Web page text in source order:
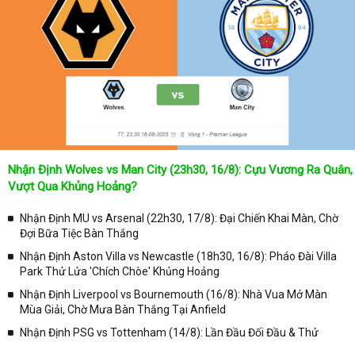
Không chỉ dừng lại ở đó, những người hâm mộ bóng đá có thể cập
nhật được chính xác về lịch phát sóng bóng đá được tường thuật
trực tiếp ở trên những kênh truyền hình thể thao lớn nhất hiện nay
như: VTV3, K+, SCTV, Thể thao TV,... Nếu như bạn không muốn
bỏ lỡ bất kỳ một trận đấu bóng đá nào trong từng mùa giải, hãy
thường xuyên vào chuyên mụcLịch Thi Đấutại chuyên trang
để cập nhật thông tin chính xác nhất nhé!
Lịch thi đấu được cập nhật chính xác trong toàn bộ các giải
Tại Lịch Thi Đấu của chuyên trang kqbongda.net
sẽ cập nhanh
chóng và chính xác nhất thời gian từng trận đấu bóng đá diễn ra ở
trong từng giải đấu như:
✓ Giải đấu bóng đá Ngoại hạng Anh;
✓ Giải bóng Cúp C1 Châu Âu;
✓ Giải VĐQG Tây Ban Nha;
✓ VĐQG Đức;
Nhận Định Wolves vs Man City (23h30, 16/8): Cựu Vương Ra Quân,
Vượt Qua Khủng Hoảng?
Nhận Định MU vs Arsenal (22h30, 17/8): Đại Chiến Khai Màn, Chờ
Đợi Bữa Tiệc Bàn Thắng
Nhận Định Aston Villa vs Newcastle (18h30, 16/8): Pháo Đài Villa
Park Thử Lửa 'Chích Chòe' Khủng Hoảng
Nhận Định Liverpool vs Bournemouth (16/8): Nhà Vua Mở Màn
Mùa Giải, Chờ Mưa Bàn Thắng Tại Anfield
Nhận Định PSG vs Tottenham (14/8): Lần Đầu Đối Đầu & Thử